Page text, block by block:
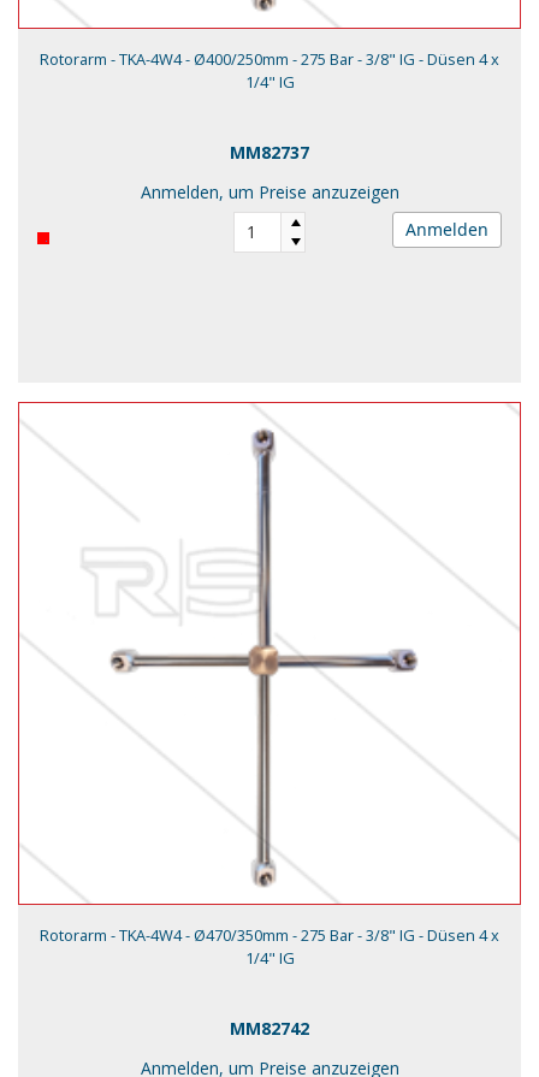
Rotorarm - TKA-4W4 - Ø400/250mm - 275 Bar - 3/8" IG - Düsen 4 x
1/4" IG
MM82737
Anmelden, um Preise anzuzeigen
Anmelden
Rotorarm - TKA-4W4 - Ø470/350mm - 275 Bar - 3/8" IG - Düsen 4 x
1/4" IG
MM82742
Anmelden, um Preise anzuzeigen